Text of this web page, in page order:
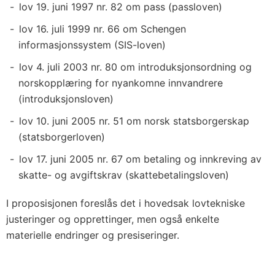
lov 19. juni 1997 nr. 82 om pass (passloven)
lov 16. juli 1999 nr. 66 om Schengen
informasjonssystem (SIS-loven)
lov 4. juli 2003 nr. 80 om introduksjonsordning og
norskopplæring for nyankomne innvandrere
(introduksjonsloven)
lov 10. juni 2005 nr. 51 om norsk statsborgerskap
(statsborgerloven)
lov 17. juni 2005 nr. 67 om betaling og innkreving av
skatte- og avgiftskrav (skattebetalingsloven)
I proposisjonen foreslås det i hovedsak lovtekniske
justeringer og opprettinger, men også enkelte
materielle endringer og presiseringer.